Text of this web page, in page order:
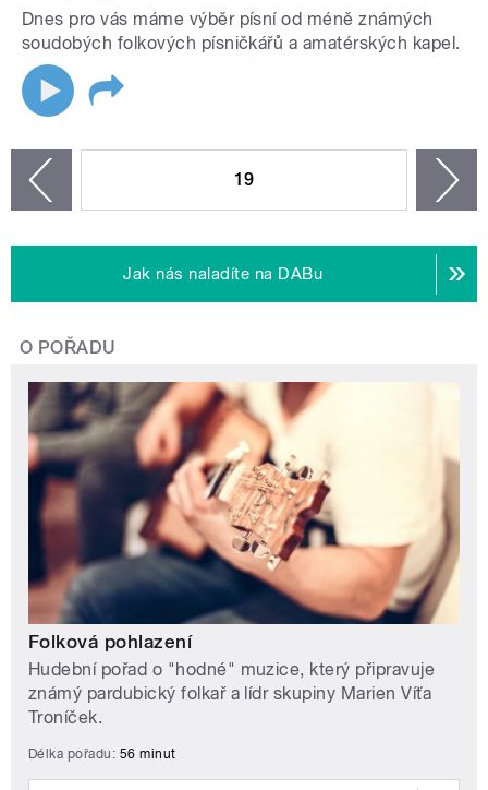
Dnes pro vás máme výběr písní od méně známých
soudobých folkových písničkářů a amatérských kapel.
19
Jak nás naladíte na DABu
O POŘADU
Folková pohlazení
Hudební pořad o "hodné" muzice, který připravuje
známý pardubický folkař a lídr skupiny Marien Víťa
Troníček.
Délka pořadu: 56 minut